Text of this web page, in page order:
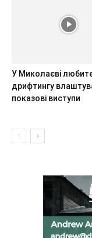
У Миколаєві
дрифтингу
показові виступи